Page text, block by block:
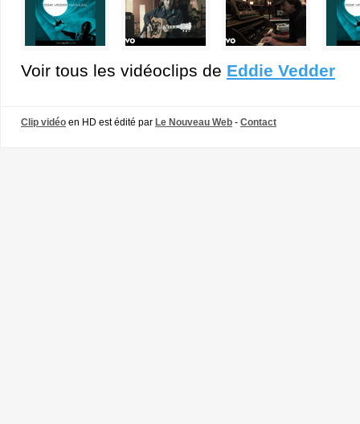
Voir tous les vidéoclips de Eddie Vedder
Clip vidéo en HD est édité par Le Nouveau Web - Contact